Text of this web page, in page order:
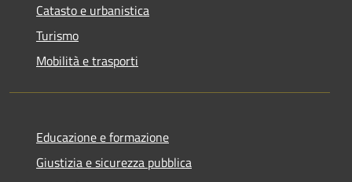
Catasto e urbanistica
Turismo
Mobilità e trasporti
Educazione e formazione
Giustizia e sicurezza pubblica